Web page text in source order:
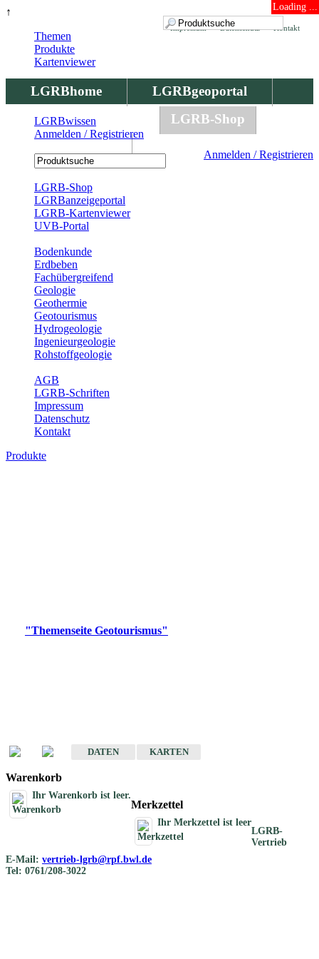
↑ Loading ...
Kontakt
Datenschutz
Impressum
LGRBhome
LGRBgeoportal
LGRBbohrungen
LGRB-Shop
Anmelden / Registrieren
Themen
Produkte
Kartenviewer
LGRBwissen
Anmelden / Registrieren
LGRB-Shop
LGRBanzeigeportal
LGRB-Kartenviewer
UVB-Portal
Bodenkunde
Erdbeben
Fachübergreifend
Geologie
Geothermie
Geotourismus
Hydrogeologie
Ingenieurgeologie
Rohstoffgeologie
AGB
LGRB-Schriften
Impressum
Datenschutz
Kontakt
Produkte
"Themenseite Geotourismus"
DATEN
KARTEN
Warenkorb
Ihr Warenkorb ist leer.
Merkzettel
Ihr Merkzettel ist leer
LGRB-
Vertrieb
E-Mail: vertrieb-lgrb@rpf.bwl.de
Tel: 0761/208-3022